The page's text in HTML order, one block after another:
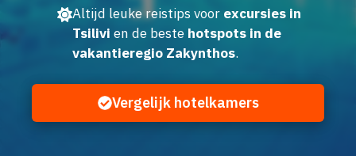
Altijd leuke reistips voor excursies in
Tsilivi en de beste hotspots in de
vakantieregio Zakynthos.
Vergelijk hotelkamers